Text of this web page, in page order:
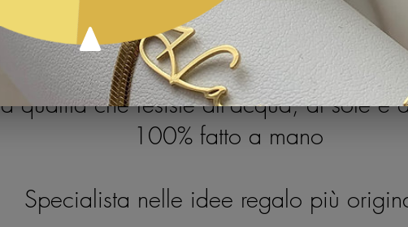
realizzati in argento sterling 925 e
(prodotti in Turchia).
qualità che resiste all'acqua, al sole e
100% fatto a mano
Specialista nelle idee regalo più